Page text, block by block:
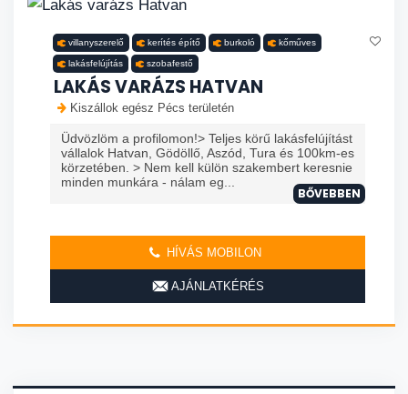
villanyszerelő kerítés építő burkoló kőműves
lakásfelújítás szobafestő
LAKÁS VARÁZS HATVAN
Kiszállok egész Pécs területén
Üdvözlöm a profilomon!> Teljes körű lakásfelújítást
vállalok Hatvan, Gödöllő, Aszód, Tura és 100km-es
körzetében. > Nem kell külön szakembert keresnie
minden munkára - nálam eg...
BŐVEBBEN
HÍVÁS MOBILON
AJÁNLATKÉRÉS